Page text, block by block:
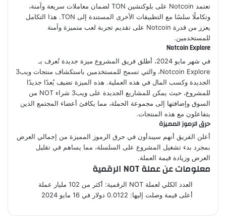
تعتمد Notcoin على بلوكتشين TON لضمان معاملات سريعة وآمنة،
وتكاملًا سلسًا مع التطبيقات الأخرى المستندة إلى TON. هذا التكامل
يعزز من قدرة Notcoin على تقديم تجربة لعب متميزة وآمنة
للمستخدمين.
Notcoin Explore
في شهر مايو 2024، أطلق فريق المشروع ميزة جديدة تُعرف بـ
Notcoin Explore، والتي تسمح للمستخدمين باستكشاف منتجات ويب3
الجديدة وكسب المال في هذه العملية. هذه الميزة تضيف بُعدًا جديدًا
للمشروع، حيث يمكن للمشاريع الجديدة على ويب3 شراء NOT من
السوق وإضافتها إلى مجموعة الحملة، مما يكافئ أعضاء المجتمع الذين
يتفاعلون مع هذه المنتجات.
حرق الرموز المميزة
أعلن الفريق أنهم سيبدأون في حرق الرموز المميزة من إجمالي العرض
بمجرد بدء تشغيل المشروع على السلسلة، مما يساهم في تقليل
العرض وزيادة قيمة العملة.
معلومات عن عملة NOT الرقمية
العدد الكلي لعملة NOT الرقمية: أكثر من 102 مليار عملة
أعلى قيمة وصلت إليها: 0.0122 دولار في 16 مايو 2024